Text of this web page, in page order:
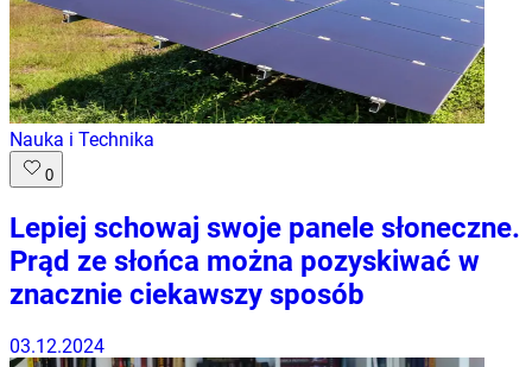
Nauka i Technika
0
Lepiej schowaj swoje panele słoneczne.
Prąd ze słońca można pozyskiwać w
znacznie ciekawszy sposób
03.12.2024